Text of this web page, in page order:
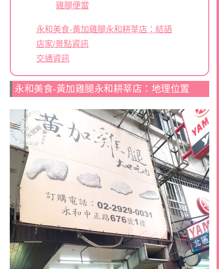
雞腿便當
永和美食-黃加雞腿永和耕莘店：結語
店家/景點資訊
交通資訊
永和美食-黃加雞腿永和耕莘店：地理位置